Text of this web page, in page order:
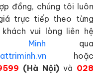
đồng, chúng tôi luôn
trực tiếp theo từng
vui lòng liên hệ
Minh qua
hoặc
(Hà Nội) và 028